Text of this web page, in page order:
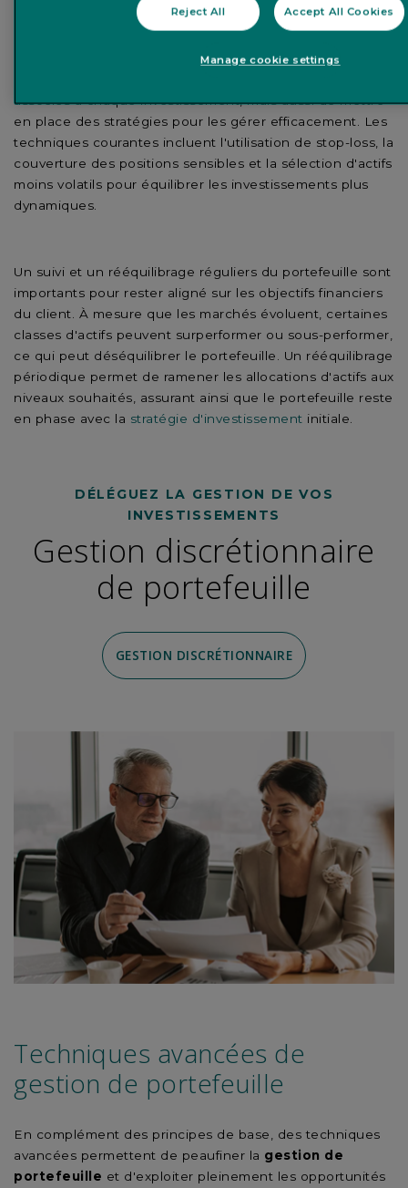
La gestion du risque est également primordiale. Elle
associés à chaque investissement, mais aussi de mettre
en place des stratégies pour les gérer efficacement. Les
techniques courantes incluent l'utilisation de stop-loss, la
couverture des positions sensibles et la sélection d'actifs
moins volatils pour équilibrer les investissements plus
dynamiques.
Un suivi et un rééquilibrage réguliers du portefeuille sont
importants pour rester aligné sur les objectifs financiers
du client. À mesure que les marchés évoluent, certaines
classes d'actifs peuvent surperformer ou sous-performer,
ce qui peut déséquilibrer le portefeuille. Un rééquilibrage
périodique permet de ramener les allocations d'actifs aux
niveaux souhaités, assurant ainsi que le portefeuille reste
en phase avec la stratégie d'investissement initiale.
DÉLÉGUEZ LA GESTION DE VOS
INVESTISSEMENTS
Gestion discrétionnaire
de portefeuille
GESTION DISCRÉTIONNAIRE
Techniques avancées de
gestion de portefeuille
En complément des principes de base, des techniques
avancées permettent de peaufiner la gestion de
portefeuille et d'exploiter pleinement les opportunités
Reject All Accept All Cookies
Manage cookie settings